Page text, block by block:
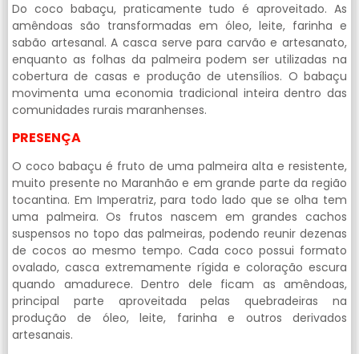
Do coco babaçu, praticamente tudo é aproveitado. As
amêndoas são transformadas em óleo, leite, farinha e
sabão artesanal. A casca serve para carvão e artesanato,
enquanto as folhas da palmeira podem ser utilizadas na
cobertura de casas e produção de utensílios. O babaçu
movimenta uma economia tradicional inteira dentro das
comunidades rurais maranhenses.
PRESENÇA
O coco babaçu é fruto de uma palmeira alta e resistente,
muito presente no Maranhão e em grande parte da região
tocantina. Em Imperatriz, para todo lado que se olha tem
uma palmeira. Os frutos nascem em grandes cachos
suspensos no topo das palmeiras, podendo reunir dezenas
de cocos ao mesmo tempo. Cada coco possui formato
ovalado, casca extremamente rígida e coloração escura
quando amadurece. Dentro dele ficam as amêndoas,
principal parte aproveitada pelas quebradeiras na
produção de óleo, leite, farinha e outros derivados
artesanais.